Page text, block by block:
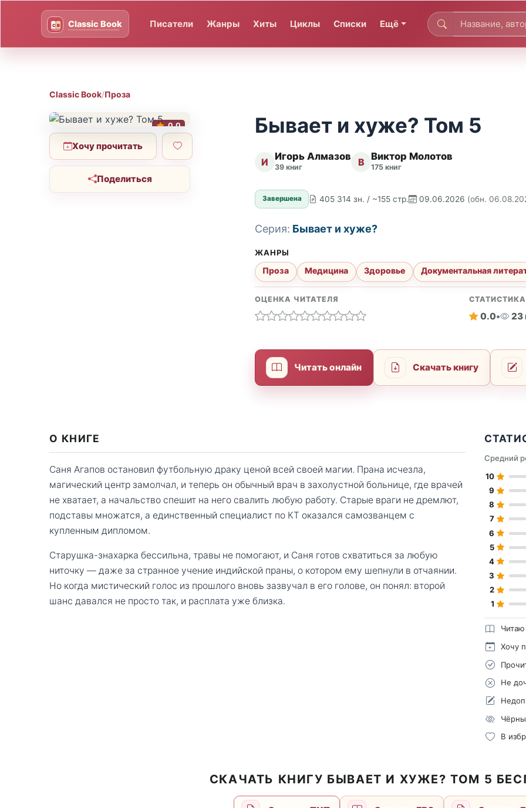
Писатели Жанры Хиты Циклы Списки Ещё
Classic Book/Проза
0.0
Хочу прочитать
Поделиться
Бывает и хуже? Том 5
И Игорь Алмазов
39 книг В Виктор Молотов
175 книг
Завершена 405 314 зн. / ~155 стр. 09.06.2026 (обн.
Серия: Бывает и хуже?
ЖАНРЫ
Проза Медицина Здоровье Документальная
ОЦЕНКА ЧИТАТЕЛЯ СТАТИСТИКА
0.0• 23
Читать онлайн Скачать книгу
О КНИГЕ
Саня Агапов остановил футбольную драку ценой всей своей магии. Прана исчезла,
магический центр замолчал, и теперь он обычный врач в захолустной больнице, где врачей
не хватает, а начальство спешит на него свалить любую работу. Старые враги не дремлют,
подставы множатся, а единственный специалист по КТ оказался самозванцем с
купленным дипломом.
Старушка-знахарка бессильна, травы не помогают, и Саня готов схватиться за любую
ниточку — даже за странное учение индийской праны, о котором ему шепнули в отчаянии.
Но когда мистический голос из прошлого вновь зазвучал в его голове, он понял: второй
шанс давался не просто так, и расплата уже близка.
Средний
10
9
8
7
6
5
4
3
2
1
Читаю
Хочу
Не
В
СКАЧАТЬ КНИГУ БЫВАЕТ И ХУЖЕ? ТОМ 5